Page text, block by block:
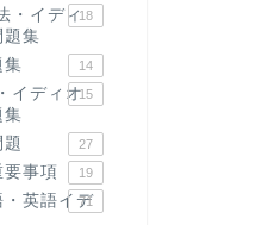
・イディ
題集
18
集 14
イディオ
集
15
27
事項 19
英語イデ
71